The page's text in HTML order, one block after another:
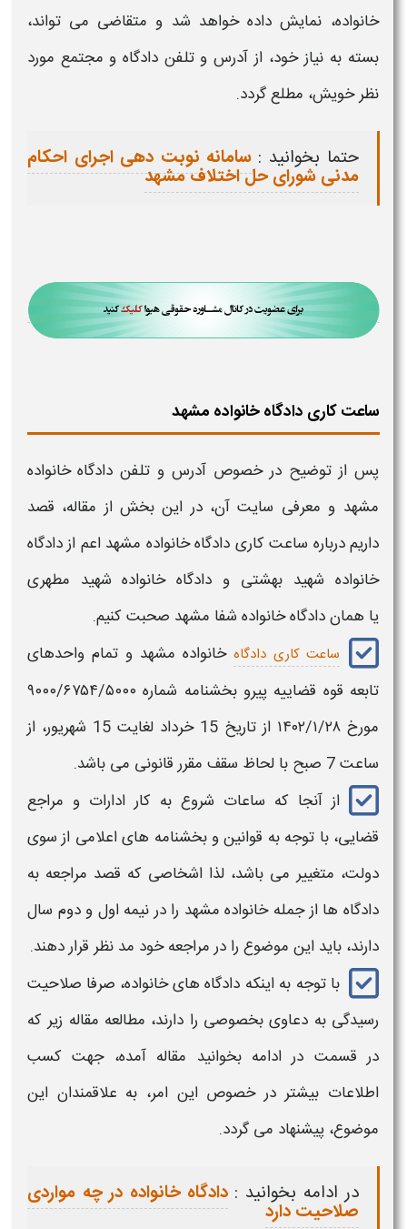
خانواده، نمایش داده خواهد شد و متقاضی می تواند،
بسته به نیاز خود، از آدرس و تلفن دادگاه و مجتمع مورد
نظر خویش، مطلع گردد.
حتما بخوانید : سامانه نوبت دهی اجرای احکام
مدنی شورای حل اختلاف مشهد
ساعت کاری دادگاه خانواده مشهد
پس از توضیح در خصوص آدرس و تلفن دادگاه خانواده
مشهد و معرفی سایت آن، در این بخش از مقاله، قصد
داریم درباره ساعت کاری دادگاه خانواده مشهد اعم از دادگاه
خانواده شهید بهشتی و دادگاه خانواده شهید مطهری
یا هماندادگاه خانواده شفا مشهد صحبت کنیم.
ساعت کاری دادگاه خانواده مشهد و تمام واحدهای
تابعه قوه قضاییه پیرو بخشنامه شماره ۹۰۰۰/۶۷۵۴/۵۰۰۰
مورخ ۱۴۰۲/۱/۲۸ از تاریخ 15 خرداد لغایت 15 شهریور، از
ساعت 7 صبح با لحاظ سقف مقرر قانونی می باشد.
از آنجا که ساعات شروع به کار ادارات و مراجع
قضایی، با توجه به قوانین و بخشنامه های اعلامی از سوی
دولت، متغییر می باشد، لذا اشخاصی که قصد مراجعه به
دادگاه ها از جملهخانواده مشهد را در نیمه اول و دوم سال
دارند، باید این موضوع را در مراجعه خود مد نظر قرار دهند.
با توجه به اینکه دادگاه های خانواده، صرفا صلاحیت
رسیدگی به دعاوی بخصوصی را دارند، مطالعه مقاله زیر که
در قسمت در ادامه بخوانید مقاله آمده، جهت کسب
اطلاعات بیشتر در خصوص این امر، به علاقمندان این
موضوع، پیشنهاد می گردد.
در ادامه بخوانید : دادگاه خانواده در چه مواردی
صلاحیت دارد